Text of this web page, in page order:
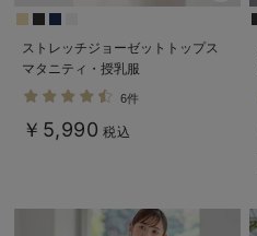
ストレッチジョーゼットトップス
マタニティ・授乳服
6件
￥5,990 税込